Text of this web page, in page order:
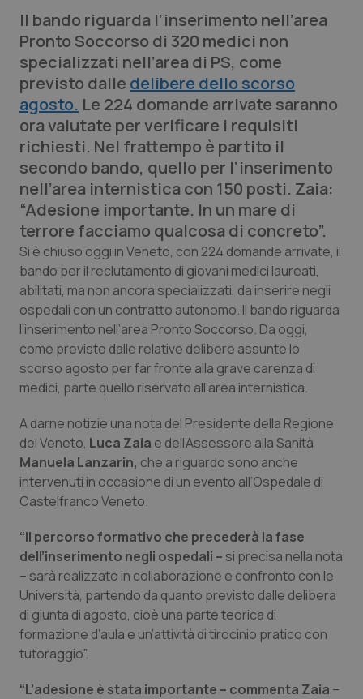
Lettere al direttore
Edizioni Regionali
QS Pro
Professionisti Sanitari.AI
Abruzzo
Basilicata
Calabria
Campania
Emilia-Romagna
Friuli Venezia Giulia
Lazio
Liguria
Marche
Molise
Piemonte
Provincia Autonoma di Bolzano
QS Pro Gold
Artrite & artrosi
Asma & BPCO
Car-T
Colesterolo & coronaropatie
Dermatite Atopica
Diabete & glucometri
Disturbi dell’umore
Donna & Salute
Epatiti
HIV
Infezioni & Febbre
QS Club Newsletter
Il bando riguarda l’inserimento nell’area
Pronto Soccorso di 320 medici non
specializzati nell’area di PS, come
previsto dalle delibere dello scorso
agosto. Le 224 domande arrivate saranno
ora valutate per verificare i requisiti
richiesti. Nel frattempo è partito il
secondo bando, quello per l’inserimento
nell’area internistica con 150 posti. Zaia:
“Adesione importante. In un mare di
terrore facciamo qualcosa di concreto”.
Si è chiuso oggi in Veneto, con 224 domande arrivate, il
bando per il reclutamento di giovani medici laureati,
abilitati, ma non ancora specializzati, da inserire negli
ospedali con un contratto autonomo. Il bando riguarda
l’inserimento nell’area Pronto Soccorso. Da oggi,
come previsto dalle relative delibere assunte lo
scorso agosto per far fronte alla grave carenza di
medici, parte quello riservato all’area internistica.
A darne notizie una nota del Presidente della Regione
del Veneto, Luca Zaia e dell’Assessore alla Sanità
Manuela Lanzarin, che a riguardo sono anche
intervenuti in occasione di un evento all’Ospedale di
Castelfranco Veneto.
“Il percorso formativo che precederà la fase
dell’inserimento negli ospedali – si precisa nella nota
– sarà realizzato in collaborazione e confronto con le
Università, partendo da quanto previsto dalle delibera
di giunta di agosto, cioè una parte teorica di
formazione d’aula e un’attività di tirocinio pratico con
tutoraggio”.
“L’adesione è stata importante – commenta Zaia –